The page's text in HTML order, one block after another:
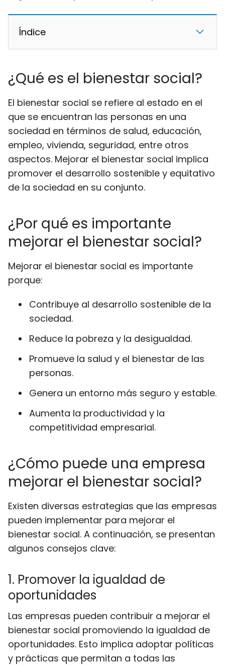
Índice
¿Qué es el bienestar social?
El bienestar social se refiere al estado en el
que se encuentran las personas en una
sociedad en términos de salud, educación,
empleo, vivienda, seguridad, entre otros
aspectos. Mejorar el bienestar social implica
promover el desarrollo sostenible y equitativo
de la sociedad en su conjunto.
¿Por qué es importante
mejorar el bienestar social?
Mejorar el bienestar social es importante
porque:
Contribuye al desarrollo sostenible de la
sociedad.
Reduce la pobreza y la desigualdad.
Promueve la salud y el bienestar de las
personas.
Genera un entorno más seguro y estable.
Aumenta la productividad y la
competitividad empresarial.
¿Cómo puede una empresa
mejorar el bienestar social?
Existen diversas estrategias que las empresas
pueden implementar para mejorar el
bienestar social. A continuación, se presentan
algunos consejos clave:
1. Promover la igualdad de
oportunidades
Las empresas pueden contribuir a mejorar el
bienestar social promoviendo la igualdad de
oportunidades. Esto implica adoptar políticas
y prácticas que permitan a todas las